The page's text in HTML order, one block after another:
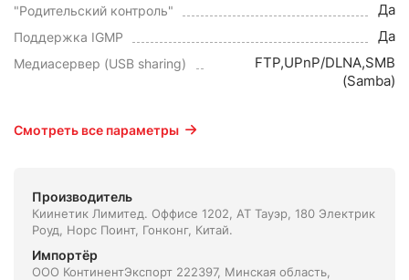
"Родительский контроль" Да
Поддержка IGMP Да
Медиасервер (USB sharing)
FTP,UPnP/DLNA,SMB
(Samba)
Смотреть все параметры
Производитель
Киинетик Лимитед. Оффисе 1202, АТ Тауэр, 180 Электрик
Роуд, Норс Поинт, Гонконг, Китай.
Импортёр
ООО КонтинентЭкспорт 222397, Минская область,